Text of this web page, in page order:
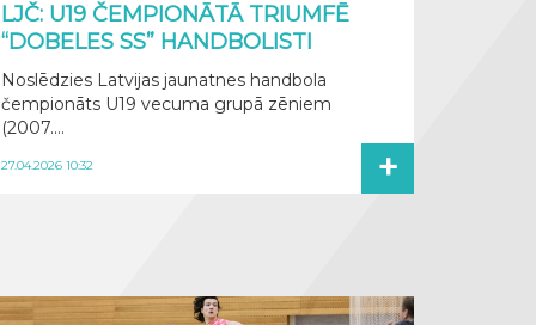
LJČ: U19 ČEMPIONĀTĀ TRIUMFĒ
“DOBELES SS” HANDBOLISTI
Noslēdzies Latvijas jaunatnes handbola
čempionāts U19 vecuma grupā zēniem
(2007....
27.04.2026 10:32 +